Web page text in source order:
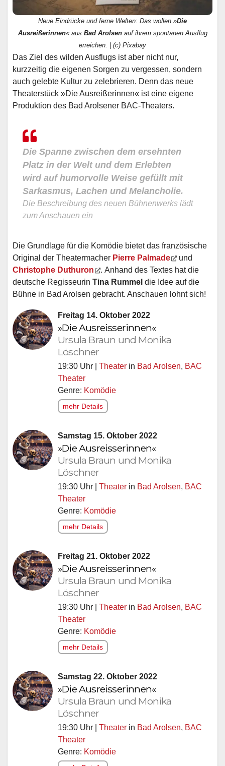
Neue Eindrücke und ferne Welten: Das wollen »Die
Ausreißerinnen« aus Bad Arolsenauf ihrem spontanen Ausflug
erreichen. | (c) Pixabay
Das Ziel des wilden Ausflugs ist aber nicht nur,
kurzzeitig die eigenen Sorgen zu vergessen, sondern
auch gelebte Kultur zu zelebrieren. Denn das neue
Theaterstück »Die Ausreißerinnen« ist eine eigene
Produktion des Bad Arolsener BAC-Theaters.
Die Spanne zwischen dem ersehnten
Platz in der Welt und dem Erlebten
wird auf humorvolle Weise gefüllt mit
Sarkasmus, Lachen und Melancholie.
Die Beschreibung des neuen Bühnenwerks lädt
zum Anschauen ein
Die Grundlage für die Komödie bietet das französische
Original der Theatermacher Pierre Palmade
und
Christophe Duthuron
. Anhand des Textes hat die
deutsche Regisseurin Tina Rummel die Idee auf die
Bühne in Bad Arolsen gebracht. Anschauen lohnt sich!
Freitag 14. Oktober 2022
»Die Ausreisserinnen«
Ursula Braun und Monika
Löschner
19:30 Uhr | Theater in Bad Arolsen, BAC
Theater
Genre: Komödie
mehr Details
Samstag 15. Oktober 2022
»Die Ausreisserinnen«
Ursula Braun und Monika
Löschner
19:30 Uhr | Theater in Bad Arolsen, BAC
Theater
Genre: Komödie
mehr Details
Freitag 21. Oktober 2022
»Die Ausreisserinnen«
Ursula Braun und Monika
Löschner
19:30 Uhr | Theater in Bad Arolsen, BAC
Theater
Genre: Komödie
mehr Details
Samstag 22. Oktober 2022
»Die Ausreisserinnen«
Ursula Braun und Monika
Löschner
19:30 Uhr | Theater in Bad Arolsen, BAC
Theater
Genre: Komödie